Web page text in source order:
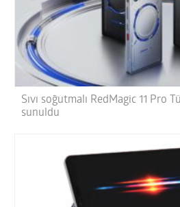
Sıvı soğutmalı RedMagic 11 Pro
sunuldu